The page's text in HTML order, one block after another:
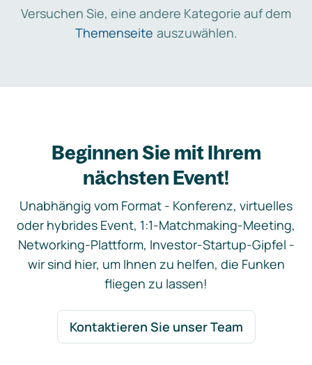
Versuchen Sie, eine andere Kategorie auf dem
Themenseite auszuwählen.
Beginnen Sie mit Ihrem
nächsten Event!
Unabhängig vom Format - Konferenz, virtuelles
oder hybrides Event, 1:1-Matchmaking-Meeting,
Networking-Plattform, Investor-Startup-Gipfel -
wir sind hier, um Ihnen zu helfen, die Funken
fliegen zu lassen!
Kontaktieren Sie unser Team